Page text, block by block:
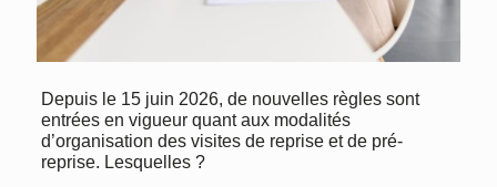
Depuis le 15 juin 2026, de nouvelles règles sont
entrées en vigueur quant aux modalités
d’organisation des visites de reprise et de pré-
reprise. Lesquelles ?